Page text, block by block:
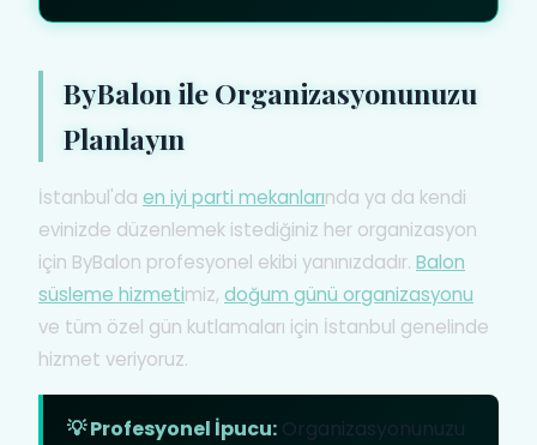
ByBalon ile Organizasyonunuzu
Planlayın
İstanbul'da en iyi parti mekanlarında ya da kendi
evinizde düzenlemek istediğiniz her organizasyon
için ByBalon profesyonel ekibi yanınızdadır. Balon
süsleme hizmetimiz, doğum günü organizasyonu
ve tüm özel gün kutlamaları için İstanbul genelinde
hizmet veriyoruz.
💡 Profesyonel İpucu: Organizasyonunuzu